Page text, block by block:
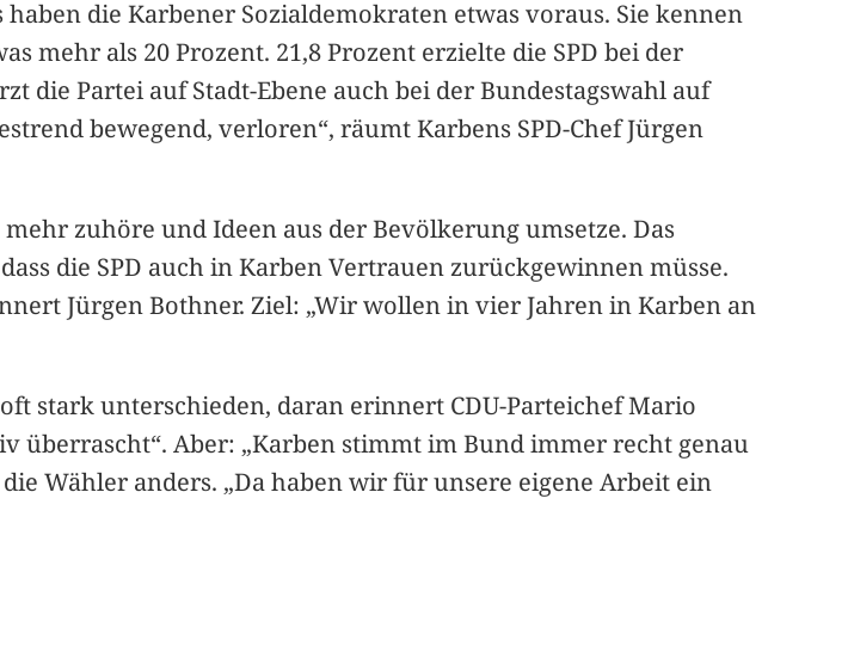
die Karbener Sozialdemokraten etwas voraus. Sie kennen
mehr als 20 Prozent. 21,8 Prozent erzielte die SPD bei der
die Partei auf Stadt-Ebene auch bei der Bundestagswahl auf
bewegend, verloren“, räumt Karbens SPD-Chef Jürgen
zuhöre und Ideen aus der Bevölkerung umsetze. Das
die SPD auch in Karben Vertrauen zurückgewinnen müsse.
Jürgen Bothner. Ziel: „Wir wollen in vier Jahren in Karben an
stark unterschieden, daran erinnert CDU-Parteichef Mario
überrascht“. Aber: „Karben stimmt im Bund immer recht genau
Wähler anders. „Da haben wir für unsere eigene Arbeit ein